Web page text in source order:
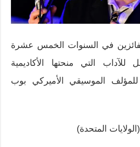
في السنوات الخمس عشرة
للآداب التي منحتها الأكاديمية
الموسيقي الأميركي بوب